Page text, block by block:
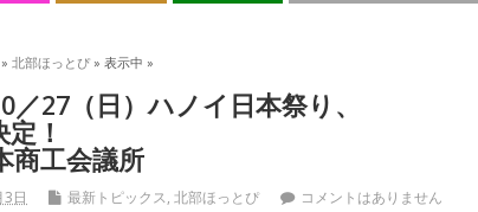
» 北部ほっとぴ » 表示中 »
／27（日）ハノイ日本祭り、
！
商工会議所
日 最新トピックス, 北部ほっとぴ コメントはありません